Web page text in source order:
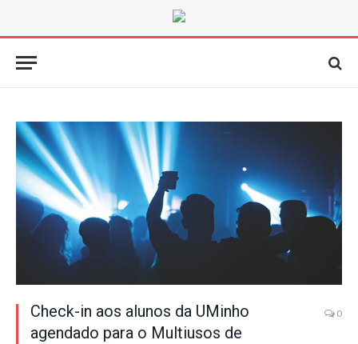
Check-in aos alunos da UMinho
agendado para o Multiusos de
0